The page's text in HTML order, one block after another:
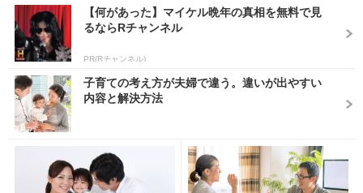
【何があった】マイケル晩年の真相を無料で見
るならRチャンネル
PR(Rチャンネル)
子育ての考え方が夫婦で違う。違いが出やすい
内容と解決方法